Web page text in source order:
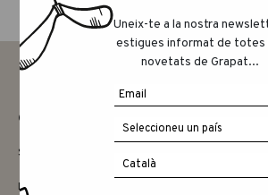
Uneix-te a la nostra
estigues informat de totes
novetats de Grapat...
CONTACTAR
SAY HELLO
INSTAGRAM